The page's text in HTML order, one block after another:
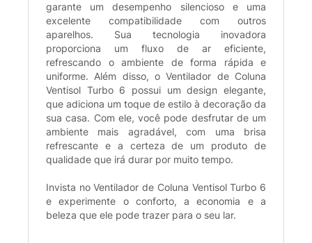
garante um desempenho silencioso e uma
excelente compatibilidade com outros
aparelhos. Sua tecnologia inovadora
proporciona um fluxo de ar eficiente,
refrescando o ambiente de forma rápida e
uniforme. Além disso, o Ventilador de Coluna
Ventisol Turbo 6 possui um design elegante,
que adiciona um toque de estilo à decoração da
sua casa. Com ele, você pode desfrutar de um
ambiente mais agradável, com uma brisa
refrescante e a certeza de um produto de
qualidade que irá durar por muito tempo.
Invista no Ventilador de Coluna Ventisol Turbo 6
e experimente o conforto, a economia e a
beleza que ele pode trazer para o seu lar.